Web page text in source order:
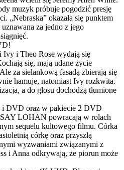
muzyk próbuje pogodzić presję
„Nebraska” okazała się punktem
za jedno z jego
Ivy i Theo Rose wydają się
się, mają udane życie
za sielankową fasadą zbierają się
hamuje, natomiast Ivy rozkwita.
a do głosu dochodzą tłumione
i DVD oraz w pakiecie 2 DVD
LOHAN powracają w rolach
sequelu kultowego filmu. Córka
córkę oraz przyszłą
wyzwaniami związanymi z
i Anna odkrywają, że piorun może